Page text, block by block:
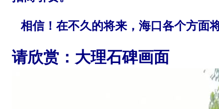
相信！在不久的将来，海口各个方面
请欣赏：大理石碑画面